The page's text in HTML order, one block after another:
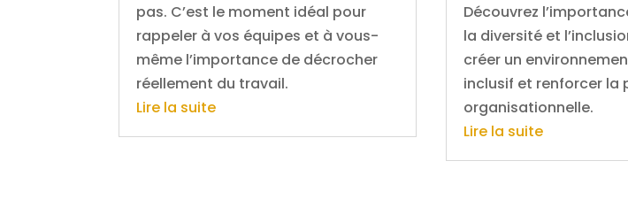
pas. C’est le moment idéal pour
rappeler à vos équipes et à vous-
même l’importance de décrocher
réellement du travail.
Lire la suite
Découvrez
la diversité et
créer un
inclusif et renforcer la
organisationnelle.
Lire la suite